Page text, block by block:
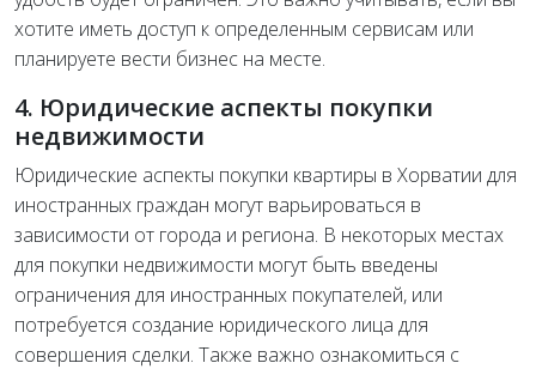
хотите иметь доступ к определенным сервисам или
планируете вести бизнес на месте.
4. Юридические аспекты покупки
недвижимости
Юридические аспекты покупки квартиры в Хорватии для
иностранных граждан могут варьироваться в
зависимости от города и региона. В некоторых местах
для покупки недвижимости могут быть введены
ограничения для иностранных покупателей, или
потребуется создание юридического лица для
совершения сделки. Также важно ознакомиться с